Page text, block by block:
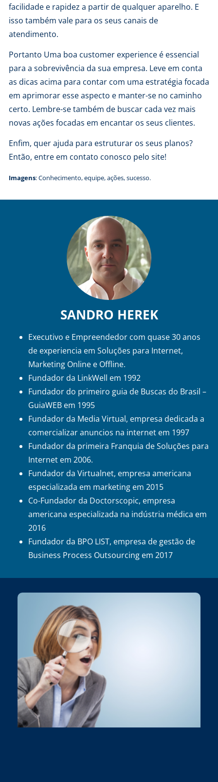
facilidade e rapidez a partir de qualquer aparelho. E
isso também vale para os seus canais de
atendimento.
Portanto Uma boa customer experience é essencial
para a sobrevivência da sua empresa. Leve em conta
as dicas acima para contar com uma estratégia focada
em aprimorar esse aspecto e manter-se no caminho
certo. Lembre-se também de buscar cada vez mais
novas ações focadas em encantar os seus clientes.
Enfim, quer ajuda para estruturar os seus planos?
Então, entre em contato conosco pelo site!
Imagens:Conhecimento,equipe,ações,sucesso.
SANDRO HEREK
Executivo e Empreendedor com quase 30 anos
de experiencia em Soluções para Internet,
Marketing Online e Offline.
Fundador da LinkWell em 1992
Fundador do primeiro guia de Buscas do Brasil –
GuiaWEB em 1995
Fundador da Media Virtual, empresa dedicada a
comercializar anuncios na internet em 1997
Fundador da primeira Franquia de Soluções para
Internet em 2006.
Fundador da Virtualnet, empresa americana
especializada em marketing em 2015
Co-Fundador da Doctorscopic, empresa
americana especializada na indústria médica em
2016
Fundador da BPO LIST, empresa de gestão de
Business Process Outsourcing em 2017